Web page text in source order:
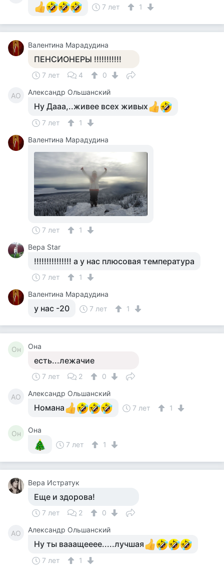
7 лет 1
Валентина Марадудина
ПЕНСИОНЕРЫ !!!!!!!!!!!
7 лет 4 0
АО Александр Ольшанский
Ну Дааа,..живее всех живых
7 лет
1
Валентина Марадудина
7 лет
1
Вера Star
!!!!!!!!!!!!!!! а у нас плюсовая температура
7 лет
1
Валентина Марадудина
у нас -20 7 лет 1
Он Она
есть...лежачие
7 лет 2 0
АО Александр Ольшанский
Номана 7 лет 1
Он
Она
7 лет
1
Вера Истратук
Еще и здорова!
7 лет 2 0
АО Александр Ольшанский
Ну ты вааащееее.....лучшая
7 лет
1